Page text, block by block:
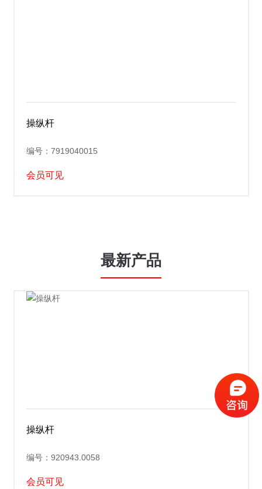
操纵杆
编号：7919040015
会员可见
最新产品
操纵杆
编号：920943.0058
会员可见